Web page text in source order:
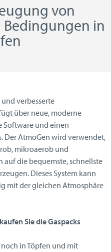
von
in
verbesserte
über neue, moderne
Software und einen
Der AtmoGen wird verwendet,
mikroaerob und
die bequemste, schnellste
Dieses System kann
mit der gleichen Atmosphäre
Sie die Gaspacks
in Töpfen und mit